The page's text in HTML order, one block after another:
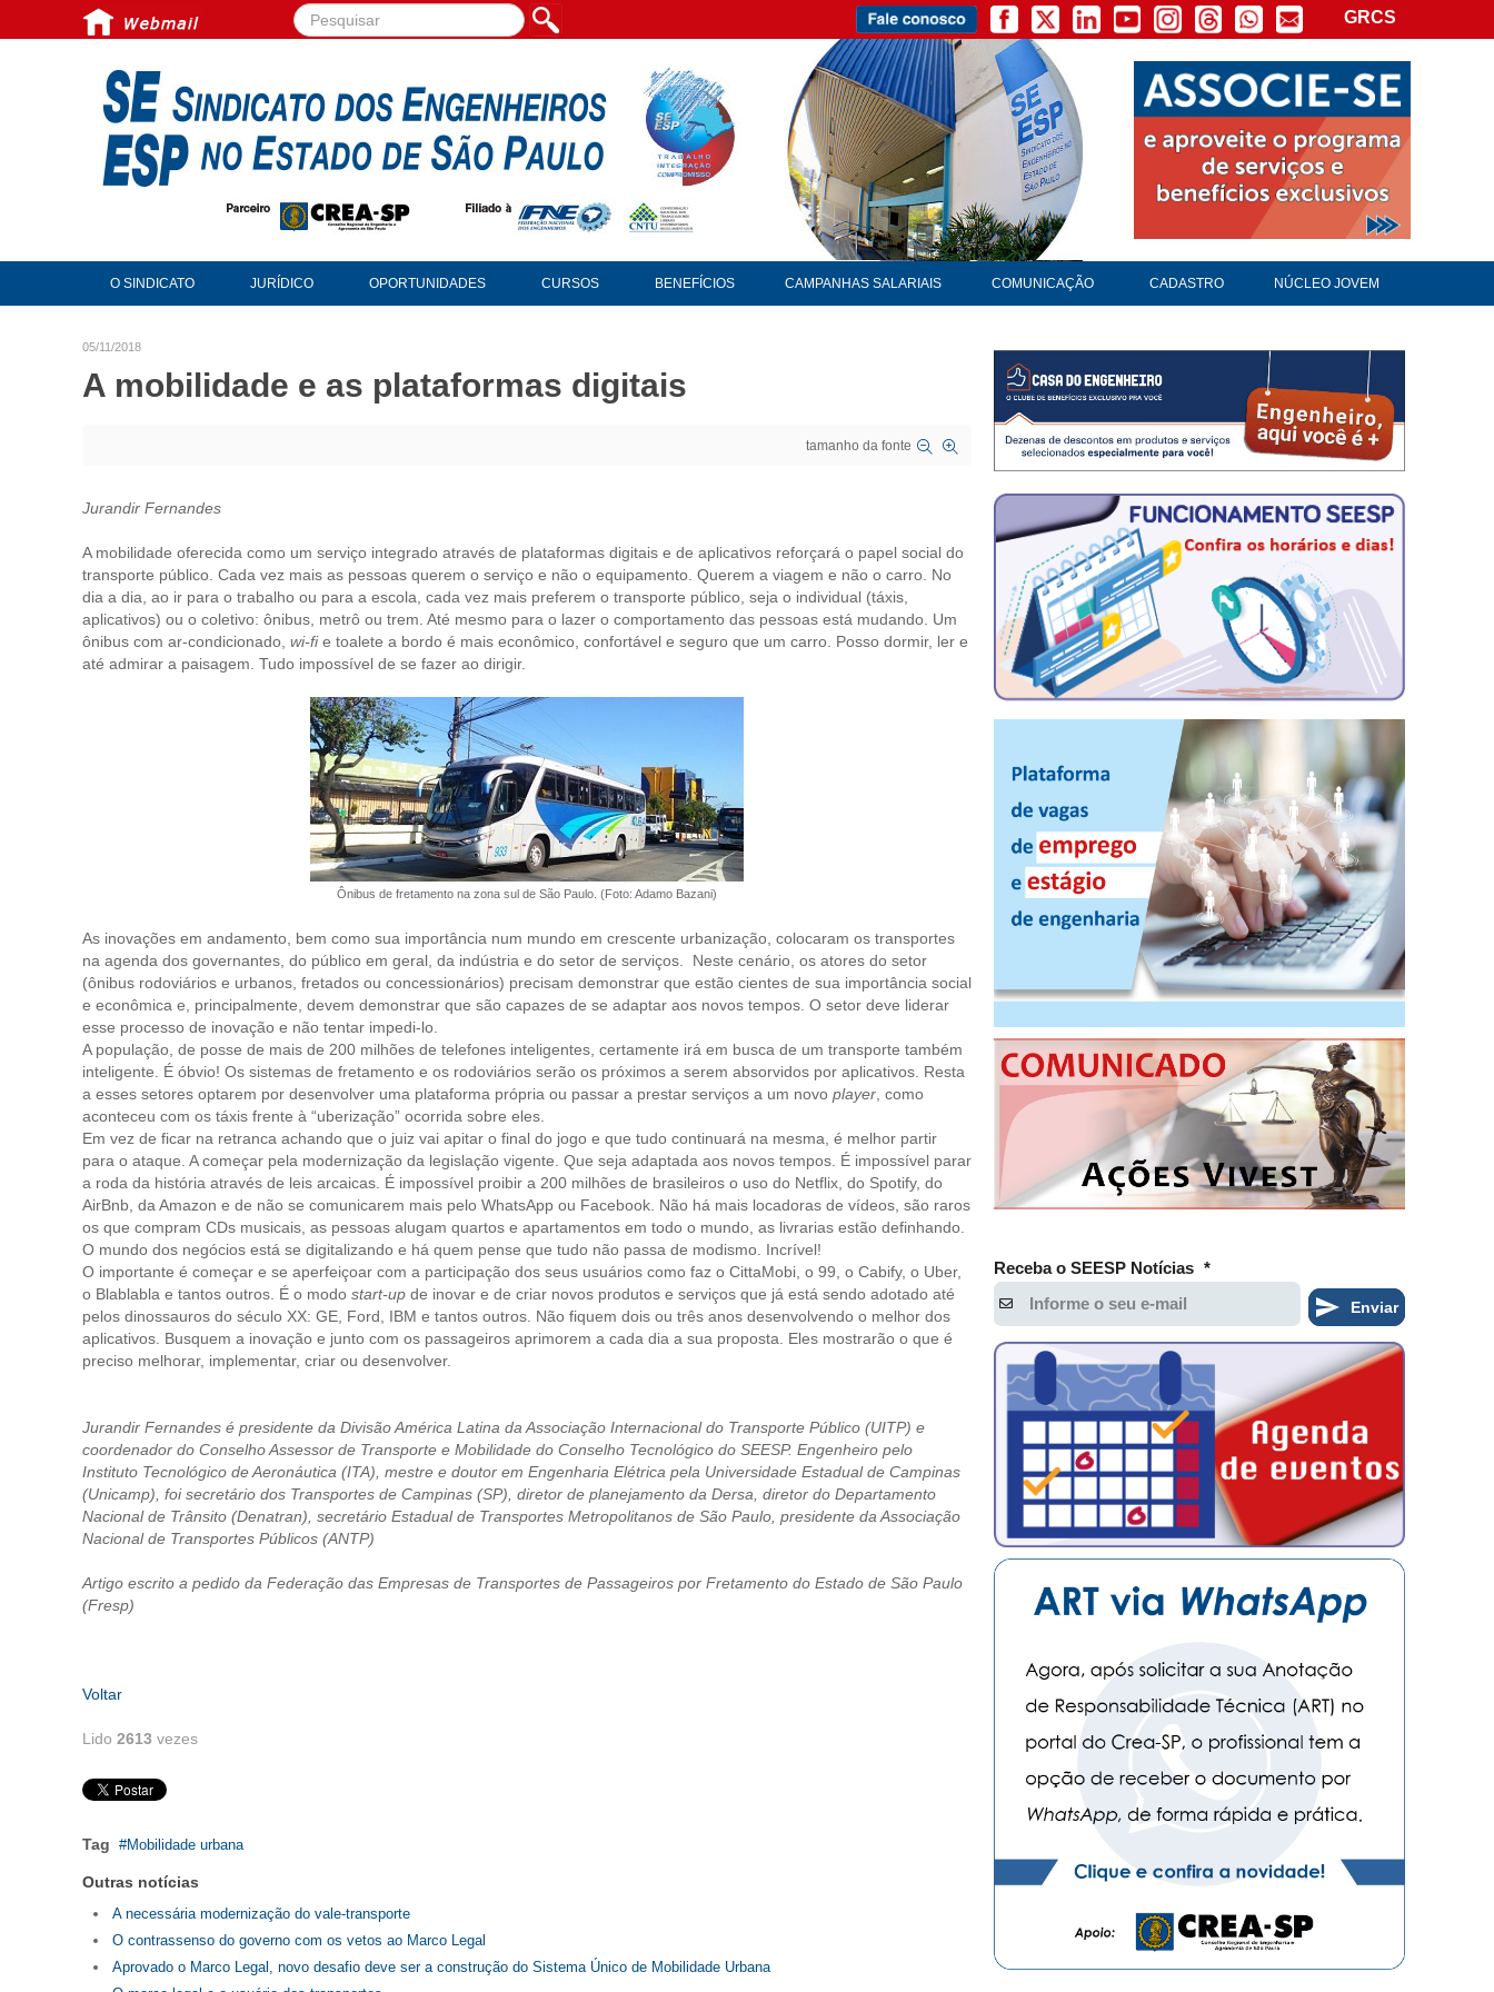
Pesquisar... GRCS
O SINDICATO JURÍDICO OPORTUNIDADES CURSOS BENEFÍCIOS CAMPANHAS SALARIAIS COMUNICAÇÃO CADASTRO NÚCLEO JOVEM
05/11/2018
A mobilidade e as plataformas digitais
tamanho da fonte
Jurandir Fernandes
A mobilidade oferecida como um serviço integrado através de plataformas digitais e de aplicativos reforçará o papel social do
transporte público. Cada vez mais as pessoas querem o serviço e não o equipamento. Querem a viagem e não o carro. No
dia a dia, ao ir para o trabalho ou para a escola, cada vez mais preferem o transporte público, seja o individual (táxis,
aplicativos) ou o coletivo: ônibus, metrô ou trem. Até mesmo para o lazer o comportamento das pessoas está mudando. Um
ônibus com ar-condicionado, wi-fie toalete a bordo é mais econômico, confortável e seguro que um carro. Posso dormir, ler e
até admirar a paisagem. Tudo impossível de se fazer ao dirigir.
Ônibus de fretamento na zona sul de São Paulo. (Foto: Adamo Bazani)
As inovações em andamento, bem como sua importância num mundo em crescente urbanização, colocaram os transportes
na agenda dos governantes, do público em geral, da indústria e do setor de serviços. Neste cenário, os atores do setor
(ônibus rodoviários e urbanos, fretados ou concessionários) precisam demonstrar que estão cientes de sua importância social
e econômica e, principalmente, devem demonstrar que são capazes de se adaptar aos novos tempos. O setor deve liderar
esse processo de inovação e não tentar impedi-lo.
A população, de posse de mais de 200 milhões de telefones inteligentes, certamente irá em busca de um transporte também
inteligente. É óbvio! Os sistemas de fretamento e os rodoviários serão os próximos a serem absorvidos por aplicativos. Resta
a esses setores optarem por desenvolver uma plataforma própria ou passar a prestar serviços a um novo player , como
aconteceu com os táxis frente à “uberização” ocorrida sobre eles.
Em vez de ficar na retranca achando que o juiz vai apitar o final do jogo e que tudo continuará na mesma, é melhor partir
para o ataque. A começar pela modernização da legislação vigente. Que seja adaptada aos novos tempos. É impossível parar
a roda da história através de leis arcaicas. É impossível proibir a 200 milhões de brasileiros o uso do Netflix, do Spotify, do
AirBnb, da Amazon e de não se comunicarem mais pelo WhatsApp ou Facebook. Não há mais locadoras de vídeos, são raros
os que compram CDs musicais, as pessoas alugam quartos e apartamentos em todo o mundo, as livrarias estão definhando.
O mundo dos negócios está se digitalizando e há quem pense que tudo não passa de modismo. Incrível!
O importante é começar e se aperfeiçoar com a participação dos seus usuários como faz o CittaMobi, o 99, o Cabify, o Uber,
o Blablabla e tantos outros. É o modo start-up de inovar e de criar novos produtos e serviços que já está sendo adotado até
pelos dinossauros do século XX: GE, Ford, IBM e tantos outros. Não fiquem dois ou três anos desenvolvendo o melhor dos
aplicativos. Busquem a inovação e junto com os passageiros aprimorem a cada dia a sua proposta. Eles mostrarão o que é
preciso melhorar, implementar, criar ou desenvolver.
Jurandir Fernandes é presidente da Divisão América Latina da Associação Internacional do Transporte Público (UITP) e
coordenador do Conselho Assessor de Transporte e Mobilidade do Conselho Tecnológico do SEESP. Engenheiro pelo
Instituto Tecnológico de Aeronáutica (ITA), mestre e doutor em Engenharia Elétrica pela Universidade Estadual de Campinas
(Unicamp), foi secretário dos Transportes de Campinas (SP), diretor de planejamento da Dersa, diretor do Departamento
Nacional de Trânsito (Denatran), secretário Estadual de Transportes Metropolitanos de São Paulo, presidente da Associação
Nacional de Transportes Públicos (ANTP)
Artigo escrito a pedido da Federação das Empresas de Transportes de Passageiros por Fretamento do Estado de São Paulo
(Fresp)
Voltar
Lido 2613 vezes
Tag Mobilidade urbana
Outras notícias
A necessária modernização do vale-transporte
O contrassenso do governo com os vetos ao Marco Legal
Aprovado o Marco Legal, novo desafio deve ser a construção do Sistema Único de Mobilidade Urbana
Receba o SEESP Notícias *
Enviar